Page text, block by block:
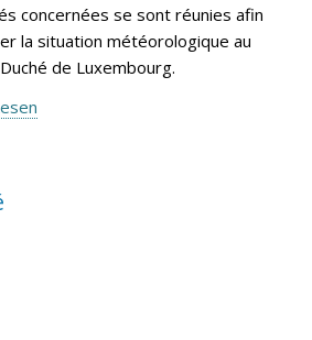
concernées se sont réunies afin
la situation météorologique au
de Luxembourg.